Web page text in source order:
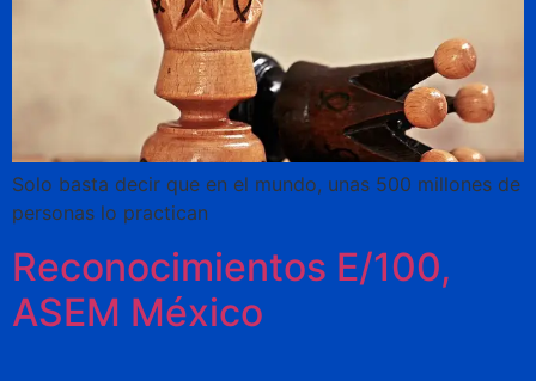
Solo basta decir que en el mundo, unas 500 millones de
personas lo practican
Reconocimientos E/100,
ASEM México